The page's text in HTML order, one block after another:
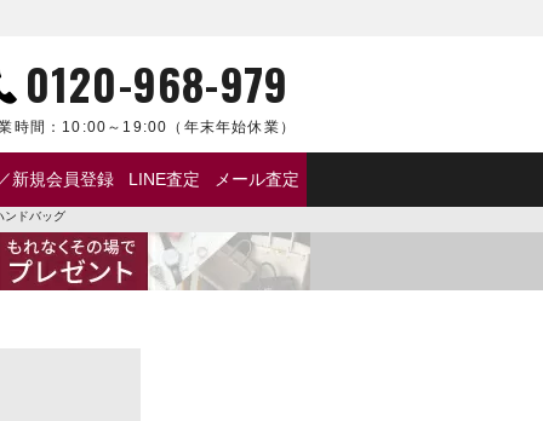
0120-968-979
時間： 10:00～19:00 （年末年始休業）
新規会員登録 LINE査定 メール査定
ンドバッグ